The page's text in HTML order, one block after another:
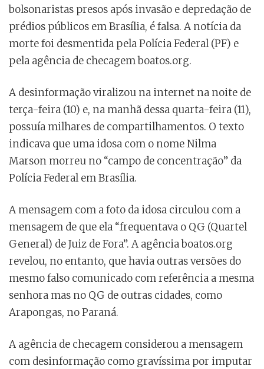
bolsonaristas presos após invasão e depredação de
prédios públicos em Brasília, é falsa. A notícia da
morte foi desmentida pela Polícia Federal (PF) e
pela agência de checagem boatos.org.
A desinformação viralizou na internet na noite de
terça-feira (10) e, na manhã dessa quarta-feira (11),
possuía milhares de compartilhamentos. O texto
indicava que uma idosa com o nome Nilma
Marson morreu no “campo de concentração” da
Polícia Federal em Brasília.
A mensagem com a foto da idosa circulou com a
mensagem de que ela “frequentava o QG (Quartel
General) de Juiz de Fora”. A agência boatos.org
revelou, no entanto, que havia outras versões do
mesmo falso comunicado com referência a mesma
senhora mas no QG de outras cidades, como
Arapongas, no Paraná.
A agência de checagem considerou a mensagem
com desinformação como gravíssima por imputar